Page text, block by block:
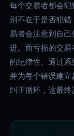
每个交易者都会
别不在于是否犯
易者会注意到自
进。而亏损的交
的纪律性。通过系
并为每个错误建
纠正循环，这最终